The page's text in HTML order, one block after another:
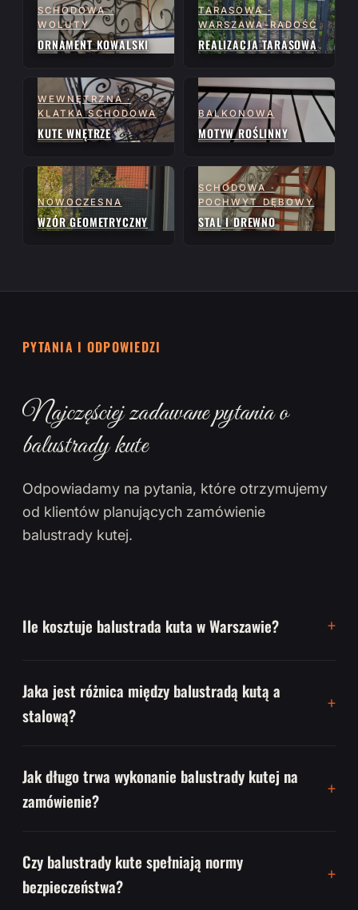
SCHODOWA ·
WOLUTY
ORNAMENT KOWALSKI
TARASOWA ·
WARSZAWA-RADOŚĆ
REALIZACJA TARASOWA
WEWNĘTRZNA ·
KLATKA SCHODOWA
KUTE WNĘTRZE
BALKONOWA
MOTYW ROŚLINNY
NOWOCZESNA
WZÓR GEOMETRYCZNY
SCHODOWA ·
POCHWYT DĘBOWY
STAL I DREWNO
PYTANIA I ODPOWIEDZI
Najczęściej zadawane pytania o
balustrady kute
Odpowiadamy na pytania, które otrzymujemy
od klientów planujących zamówienie
balustrady kutej.
Ile kosztuje balustrada kuta w Warszawie?
Jaka jest różnica między balustradą kutą a
stalową?
Jak długo trwa wykonanie balustrady kutej na
zamówienie?
Czy balustrady kute spełniają normy
bezpieczeństwa?